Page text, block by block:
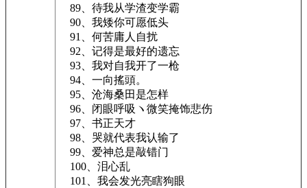
89、待我从学渣变学霸
90、我矮你可愿低头
91、何苦庸人自扰
92、记得是最好的遗忘
93、我对自我开了一枪
94、一向搖頭。
95、沧海桑田是怎样
96、闭眼呼吸ヽ微笑掩饰悲伤
97、书正天才
98、哭就代表我认输了
99、爱神总是敲错门
100、泪心乱
101、我会发光亮瞎狗眼